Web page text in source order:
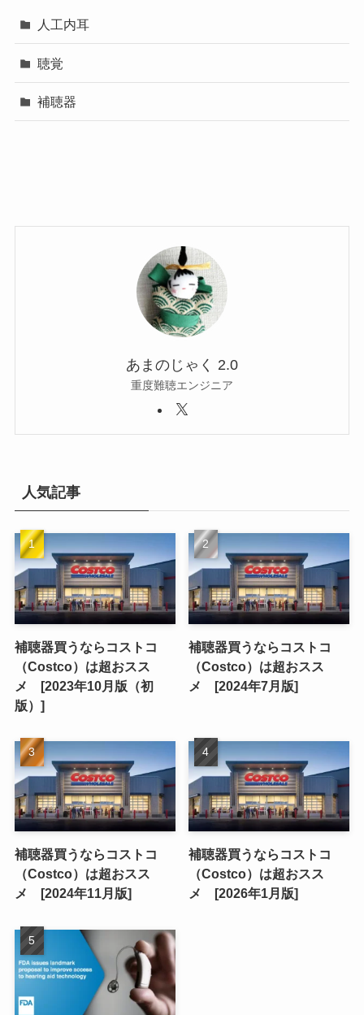
人工内耳
聴覚
補聴器
あまのじゃく 2.0
重度難聴エンジニア
人気記事
補聴器買うならコストコ
（Costco）は超おスス
メ [2023年10月版（初
版）]
補聴器買うならコストコ
（Costco）は超おスス
メ [2024年7月版]
補聴器買うならコストコ
（Costco）は超おスス
メ [2024年11月版]
補聴器買うならコストコ
（Costco）は超おスス
メ [2026年1月版]